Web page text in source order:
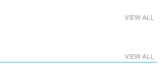
VIEW ALL
VIEW ALL